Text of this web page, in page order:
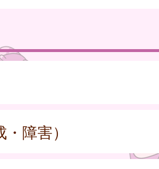
障害）